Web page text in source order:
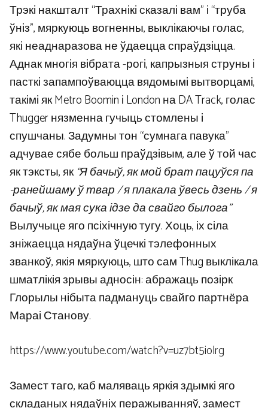
Трэкі накшталт “Трахнікі сказалі вам” і “труба
ўніз”, мяркуюць вогненны, выклікаючы голас,
які неаднаразова не ўдаецца спраўдзіцца.
Аднак многія вібрата -рогі, капрызныя струны і
пасткі запампоўваюцца вядомымі вытворцамі,
такімі як Metro Boomin і London на DA Track, голас
Thugger нязменна гучыць стомлены і
спушчаны. Задумны тон “сумнага павука”
адчувае сябе больш праўдзівым, але ў той час
як тэксты, як“Я бачыў, як мой брат пацуўся па
-ранейшаму ў твар / я плакала ўвесь дзень / я
бачыў, як мая сука ідзе да свайго былога”
Вылучыце яго псіхічную тугу. Хоць, іх сіла
зніжаецца нядаўна ўцечкі тэлефонных
званкоў, якія мяркуюць, што сам Thug выклікала
шматлікія зрывы адносін: абражаць позірк
Глорылы нібыта падмануць свайго партнёра
Мараі Станову.
https://www.youtube.com/watch?v=uz7bt5iolrg
Замест таго, каб маляваць яркія здымкі яго
складаных нядаўніх перажыванняў, замест